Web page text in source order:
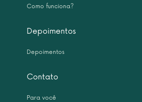
Como funciona?
Depoimentos
Depoimentos
Contato
Para você